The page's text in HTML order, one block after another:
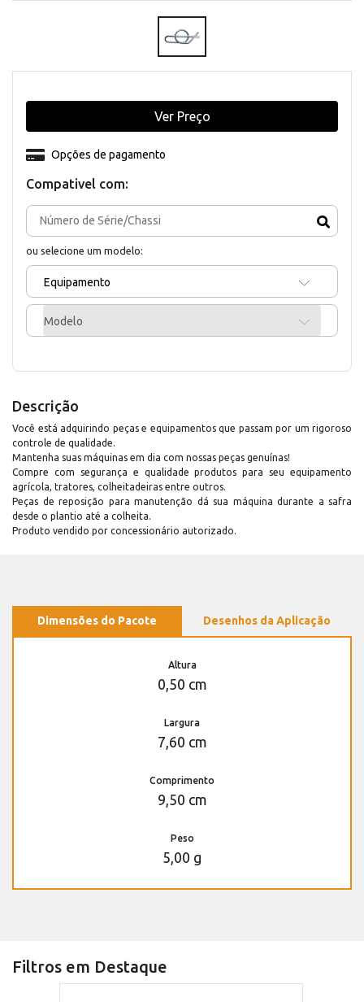
Compativel com:
ou selecione um modelo:
Equipamento
Modelo
Opções de pagamento
Ver Preço
Descrição
Você está adquirindo peças e equipamentos que passam por um rigoroso
controle de qualidade.
Mantenha suas máquinas em dia com nossas peças genuínas!
Compre com segurança e qualidade produtos para seu equipamento
agrícola, tratores, colheitadeiras entre outros.
Peças de reposição para manutenção dá sua máquina durante a safra
desde o plantio até a colheita.
Produto vendido por concessionário autorizado.
Dimensões do Pacote Desenhos da Aplicação
Altura
0,50 cm
Largura
7,60 cm
Comprimento
9,50 cm
Peso
5,00 g
Filtros em Destaque